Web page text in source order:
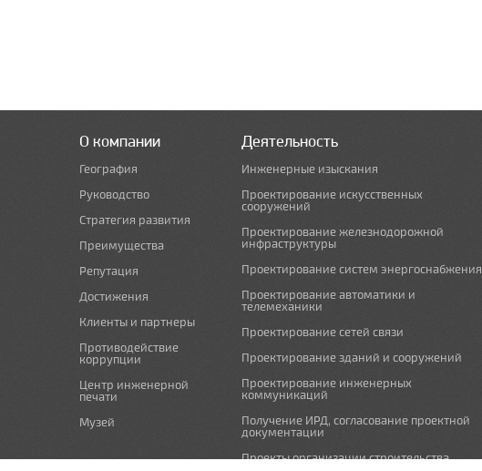
О компании
География
Руководство
Стратегия развития
Преимущества
Репутация
Достижения
Клиенты и партнеры
Противодействие
коррупции
Центр инженерной
печати
Музей
Деятельность
Инженерные изыскания
Проектирование искусственных
сооружений
Проектирование железнодорожной
инфраструктуры
Проектирование систем энергоснабжения
Проектирование автоматики и
телемеханики
Проектирование сетей связи
Проектирование зданий и сооружений
Проектирование инженерных
коммуникаций
Получение ИРД, согласование проектной
документации
Проекты организации строительства,